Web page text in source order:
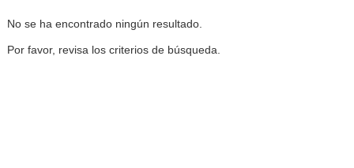
No se ha encontrado ningún resultado.
Por favor, revisa los criterios de búsqueda.